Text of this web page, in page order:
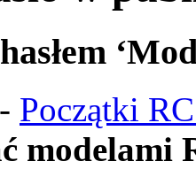
Początki
modelami